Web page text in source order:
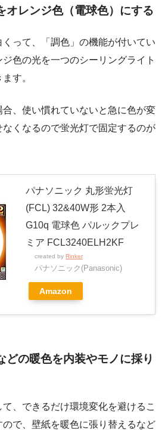
レンジ色（電球色）にする
って、「調色」の機能が付いてい
色の光を一つのシーリングライト
す。
、使い慣れていないと急に色が変
くなるので蛍光灯で固定するのが
パナソニック 丸形蛍光灯
(FCL) 32&40W形 2本入
G10q 電球色 パルックプレ
ミア FCL3240ELH2KF
created by Rinker
パナソニック(Panasonic)
Amazon
の暖色を内装やモノに採り
、できるだけ環境変化を避けるこ
で、壁紙を暖色に張り替えるなど